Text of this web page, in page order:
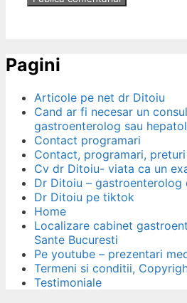
Pagini
Articole pe net dr Ditoiu
Cand ar fi necesar un
gastroenterolog sau
Contact programari
Contact, programari, preturi
Cv dr Ditoiu- viata ca un
Dr Ditoiu – gastroenterolog
Dr Ditoiu pe tiktok
Home
Localizare cabinet
Sante Bucuresti
Pe youtube – prezentari
Termeni si conditii,
Testimoniale